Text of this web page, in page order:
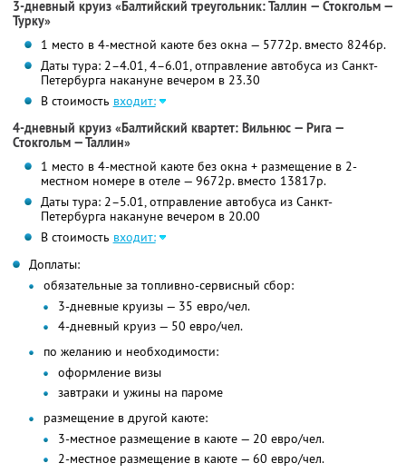
3-дневный круиз «Балтийский треугольник: Таллин — Стокгольм —
Турку»
1 место в 4-местной каюте без окна — 5772р. вместо 8246р.
Даты тура: 2–4.01, 4–6.01, отправление автобуса из Санкт-
Петербурга накануне вечером в 23.30
В стоимость входит:
4-дневный круиз «Балтийский квартет: Вильнюс — Рига —
Стокгольм — Таллин»
1 место в 4-местной каюте без окна + размещение в 2-
местном номере в отеле — 9672р. вместо 13817р.
Даты тура: 2–5.01, отправление автобуса из Санкт-
Петербурга накануне вечером в 20.00
В стоимость входит:
Доплаты:
обязательные за топливно-сервисный сбор:
3-дневные круизы — 35 евро/чел.
4-дневный круиз — 50 евро/чел.
по желанию и необходимости:
оформление визы
завтраки и ужины на пароме
размещение в другой каюте:
3-местное размещение в каюте — 20 евро/чел.
2-местное размещение в каюте — 60 евро/чел.